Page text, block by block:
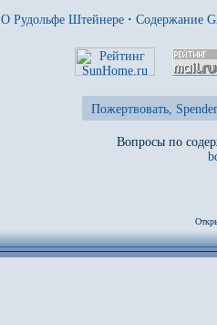
О Рудольфе Штейнере · Содержание
Пожертвовать,
Вопросы по